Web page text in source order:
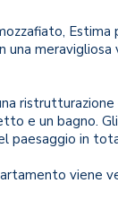
meravigliosa
e un bagno.
paesaggio in
viene